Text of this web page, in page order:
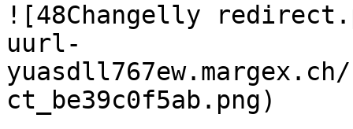
![48Changelly
uurl-
ct_be39c0f5ab.png)